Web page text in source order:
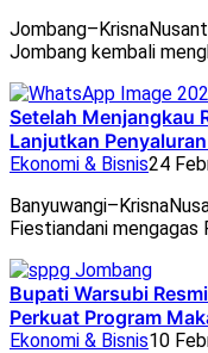
Jombang kembali
Setelah Menjangkau
Lanjutkan
Ekonomi & Bisnis24
Fiestiandani mengagas
Bupati Warsubi
Perkuat Program
Ekonomi & Bisnis10